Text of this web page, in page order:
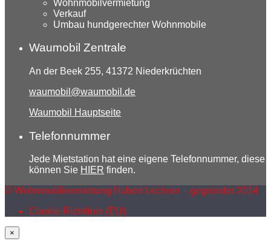
Wohnmobilvermietung
Verkauf
Umbau hundgerechter Wohnmobile
Waumobil Zentrale
An der Beek 255, 41372 Niederkrüchten
waumobil@waumobil.de
Waumobil Hauptseite
Telefonnummer
Jede Mietstation hat eine eigene Telefonnummer, diese
können Sie HIER finden.
© Wohnmobilvermietung Hubert Lechner – gegründet 2014
Cookie-Richtlinie (EU)
×